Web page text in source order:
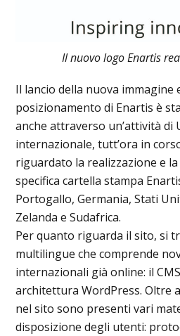
Il nuovo logo Enartis
Il lancio della nuova immagine
posizionamento di Enartis è
anche attraverso un’attività di
internazionale, tutt’ora in
riguardato la realizzazione e
specifica cartella stampa
Portogallo, Germania, Stati
Zelanda e Sudafrica.
Per quanto riguarda il sito, si
multilingue che comprende
internazionali già online: il
architettura WordPress. Oltre
nel sito sono presenti vari
disposizione degli utenti: